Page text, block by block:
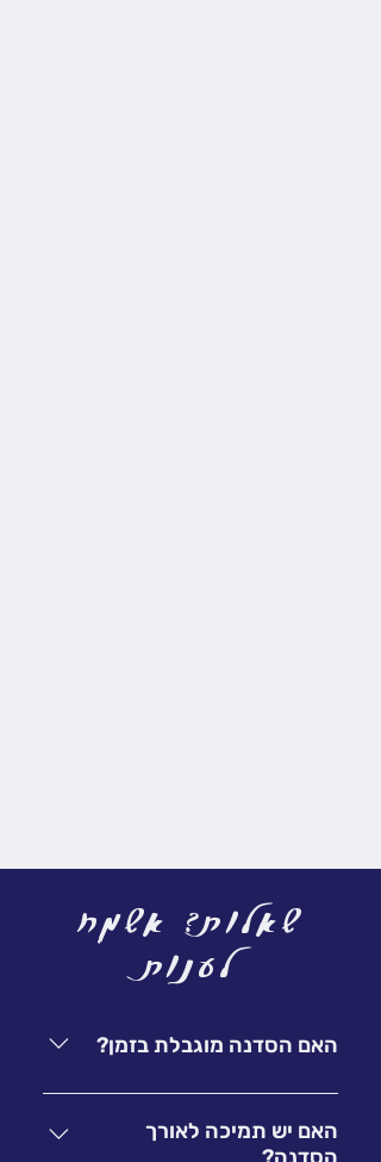
שאלות? אשמח
לענות
האם הסדנה מוגבלת בזמן?
בעוד לסדנה הפרונטלית יש זמן מוגבל,
הסדנה המוקלטת אינה מוגבלת בזמן.
היא שלך לתמיד ומכילה את כל המידע
האם יש תמיכה לאורך